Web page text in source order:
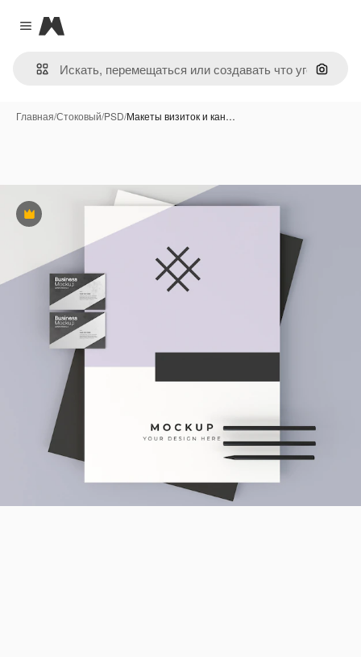
Close menu
Magnific
Поиск
Главная/Стоковый/PSD/Макеты визиток и кан…
Премиум